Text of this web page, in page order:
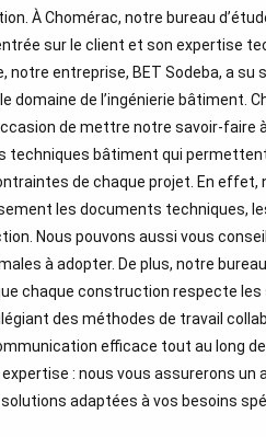
À Chomérac, notre bureau
sur le client et son expertise
notre entreprise, BET Sodeba, a su
domaine de l’ingénierie bâtiment.
de mettre notre savoir-faire
techniques bâtiment qui
de chaque projet. En effet,
les documents techniques,
Nous pouvons aussi vous
à adopter. De plus, notre
chaque construction respecte
des méthodes de travail
efficace tout au long
: nous vous assurerons un
adaptées à vos besoins